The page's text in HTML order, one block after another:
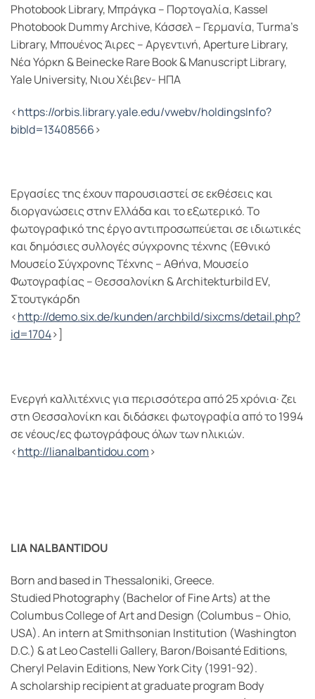
Photobook Library, Μπράγκα – Πορτογαλία, Kassel
Photobook Dummy Archive, Κάσσελ – Γερμανία, Turma’s
Library, Μπουένος Άιρες – Αργεντινή, Aperture Library,
Νέα Υόρκη & Beinecke Rare Book & Manuscript Library,
Yale University, Νιου Χέιβεν- ΗΠΑ
<https://orbis.library.yale.edu/vwebv/holdingsInfo?
bibId=13408566>
Εργασίες της έχουν παρουσιαστεί σε εκθέσεις και
διοργανώσεις στην Ελλάδα και το εξωτερικό. Το
φωτογραφικό της έργο αντιπροσωπεύεται σε ιδιωτικές
και δημόσιες συλλογές σύγχρονης τέχνης (Εθνικό
Μουσείο Σύγχρονης Τέχνης – Αθήνα, Μουσείο
Φωτογραφίας – Θεσσαλονίκη & Architekturbild EV,
Στουτγκάρδη
<http://demo.six.de/kunden/archbild/sixcms/detail.php?
id=1704>]
Ενεργή καλλιτέχνις για περισσότερα από 25 χρόνια· ζει
στη Θεσσαλονίκη και διδάσκει φωτογραφία από το 1994
σε νέους/ες φωτογράφους όλων των ηλικιών.
<http://lianalbantidou.com>
LIANALBANTIDOU
Born and based in Thessaloniki, Greece.
Studied Photography (Bachelor of Fine Arts) at the
Columbus College of Art and Design (Columbus – Ohio,
USA). An intern at Smithsonian Institution (Washington
D.C.) & at Leo Castelli Gallery, Baron/Boisanté Editions,
Cheryl Pelavin Editions, New York City (1991-92).
A scholarship recipient at graduate program Body